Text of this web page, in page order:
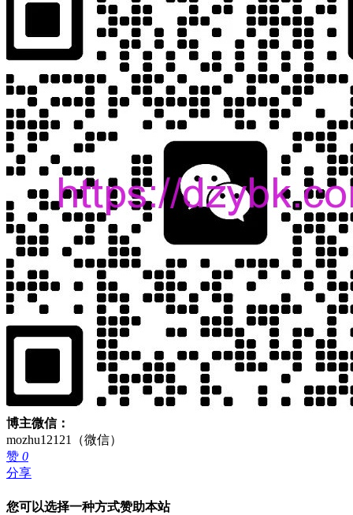
博主微信：
mozhu12121（微信）
赞 0
分享
您可以选择一种方式赞助本站